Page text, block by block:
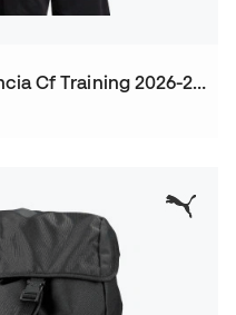
Sudadera Valencia Cf Training 2026-2027